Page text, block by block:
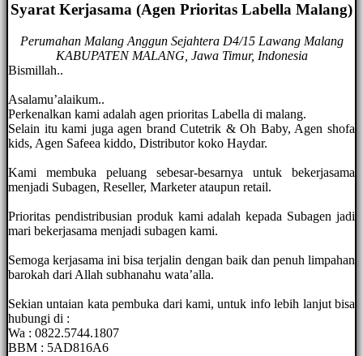
Syarat Kerjasama (Agen Prioritas Labella Malang)
Perumahan Malang Anggun Sejahtera D4/15 Lawang Malang
KABUPATEN MALANG, Jawa Timur, Indonesia
Bismillah..
Asalamu’alaikum..
Perkenalkan kami adalah agen prioritas Labella di malang.
Selain itu kami juga agen brand Cutetrik & Oh Baby, Agen shofa
kids, Agen Safeea kiddo, Distributor koko Haydar.
Kami membuka peluang sebesar-besarnya untuk bekerjasama
menjadi Subagen, Reseller, Marketer ataupun retail.
Prioritas pendistribusian produk kami adalah kepada Subagen jadi
mari bekerjasama menjadi subagen kami.
Semoga kerjasama ini bisa terjalin dengan baik dan penuh limpahan
barokah dari Allah subhanahu wata’alla.
Sekian untaian kata pembuka dari kami, untuk info lebih lanjut bisa
hubungi di :
Wa : 0822.5744.1807
BBM : 5AD816A6